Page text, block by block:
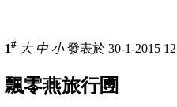
1# 大 中 小發表於 30-1-2015
飄零燕旅行圑